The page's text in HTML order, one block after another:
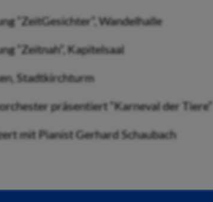
“ZeitGesichter”, Wandelhalle
“Zeitnah”, Kapitelsaal
Stadtkirchturm
präsentiert “Karneval der Tiere”
mit Pianist Gerhard Schaubach